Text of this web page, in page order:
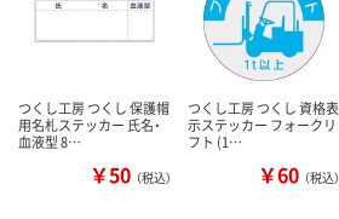
つくし工房 つくし 保護帽
用名札ステッカー 氏名・
血液型 8…
￥50 （税込）
つくし工房 つくし 資格表
示ステッカー フォークリ
フト (1…
￥60 （税込）